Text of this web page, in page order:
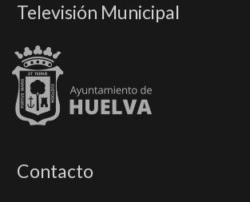
Televisión Municipal
Contacto